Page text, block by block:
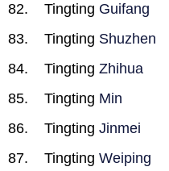
Tingting Guifang
Tingting Shuzhen
Tingting Zhihua
Tingting Min
Tingting Jinmei
Tingting Weiping